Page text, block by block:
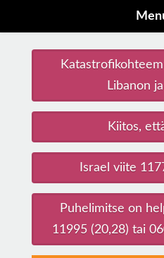
Libanon
Kiitos,
Israel viite
Puhelimitse on
11995 (20,28) tai